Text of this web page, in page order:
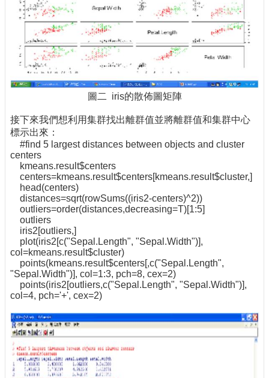
圖二 iris的散佈圖矩陣
接下來我們想利用集群找出離群值並將離群值和集群中心
標示出來：
#find 5 largest distances between objects and cluster
centers
kmeans.result$centers
centers=kmeans.result$centers[kmeans.result$cluster,]
head(centers)
distances=sqrt(rowSums((iris2-centers)^2))
outliers=order(distances,decreasing=T)[1:5]
outliers
iris2[outliers,]
plot(iris2[c("Sepal.Length", "Sepal.Width")],
col=kmeans.result$cluster)
points(kmeans.result$centers[,c("Sepal.Length",
"Sepal.Width")], col=1:3, pch=8, cex=2)
points(iris2[outliers,c("Sepal.Length", "Sepal.Width")],
col=4, pch='+', cex=2)